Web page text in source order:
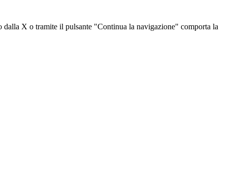
X o tramite il pulsante "Continua la navigazione" comporta la